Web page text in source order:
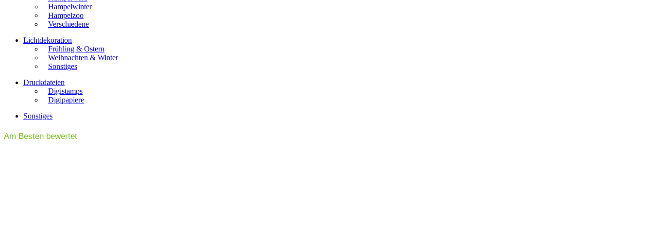
Hampelwinter
Hampelzoo
Verschiedene
Lichtdekoration
Frühling & Ostern
Weihnachten & Winter
Sonstiges
Druckdateien
Digistamps
Digipapiere
Sonstiges
Am Besten bewertet